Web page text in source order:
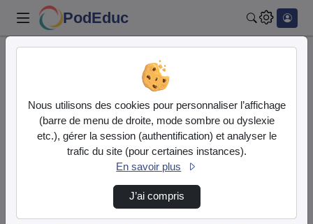
PodEduc
Rencontre des 6A avec Thomas Pesquet à la So…
Lire
Nous utilisons des cookies pour personnaliser l’affichage
(barre de menu de droite, mode sombre ou dyslexie
etc.), gérer la session (authentification) et analyser le
trafic du site (pour certaines instances).
En savoir plus
J’ai compris